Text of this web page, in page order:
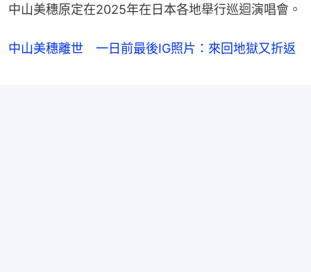
中山美穗原定在2025年在日本各地舉行巡迴演唱會。
中山美穗離世 一日前最後IG照片：來回地獄又折返